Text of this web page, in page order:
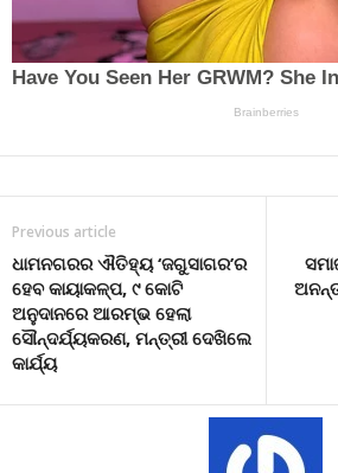
Previous article
ଧାମନଗରର ଐତିହ୍ୟ ‘ଜଗୁସାଗର’ର
ହେବ କାୟାକଳ୍ପ, ୯ କୋଟି
ଅନୁଦାନରେ ଆରମ୍ଭ ହେଲା
ସୌନ୍ଦର୍ଯ୍ୟକରଣ, ମନ୍ତ୍ରୀ ଦେଖିଲେ
କାର୍ଯ୍ୟ